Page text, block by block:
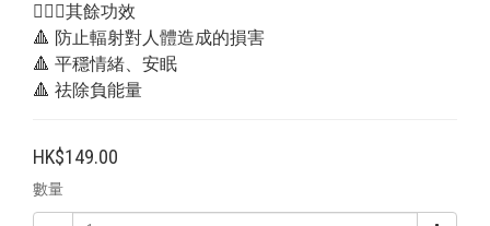
💁🏻‍♂️其餘功效
🔺 防止輻射對人體造成的損害
🔺 平穩情緒、安眠
🔺 祛除負能量
HK$149.00
數量